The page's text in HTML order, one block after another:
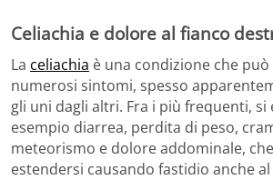
Celiachia e dolore al fianco
La celiachia è una condizione che
numerosi sintomi, spesso
gli uni dagli altri. Fra i più frequenti, si
esempio diarrea, perdita di peso,
meteorismo e dolore addominale,
estendersi causando fastidio anche